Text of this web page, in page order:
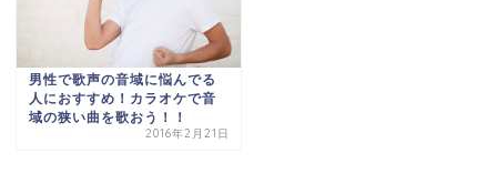
男性で歌声の音域に悩んでる
人におすすめ！カラオケで音
域の狭い曲を歌おう！！
2016年2月21日